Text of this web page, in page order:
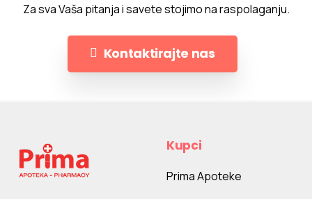
Za sva Vaša pitanja i savete stojimo na raspolaganju.
Kontaktirajte nas
Kupci
Prima Apoteke